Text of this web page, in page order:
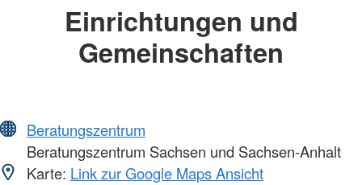
Einrichtungen und
Gemeinschaften
Beratungszentrum
Beratungszentrum Sachsen und Sachsen-Anhalt
Karte: Link zur Google Maps Ansicht